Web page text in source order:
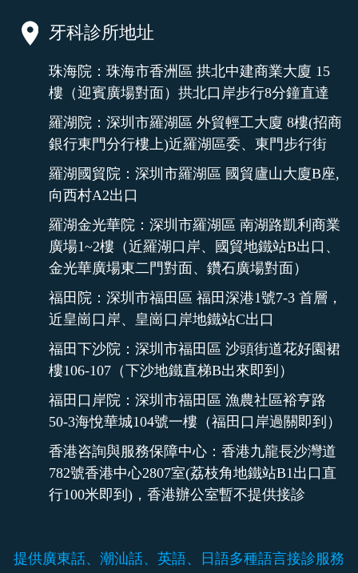
牙科診所地址
珠海院：珠海市香洲區 拱北中建商業大廈 15
樓（迎賓廣場對面）拱北口岸步行8分鐘直達
羅湖院：深圳市羅湖區 外貿輕工大廈 8樓(招商
銀行東門分行樓上)近羅湖區委、東門步行街
羅湖國貿院：深圳市羅湖區 國貿廬山大廈B座,
向西村A2出口
羅湖金光華院：深圳市羅湖區 南湖路凱利商業
廣場1~2樓（近羅湖口岸、國貿地鐵站B出口、
金光華廣場東二門對面、鑽石廣場對面）
福田院：深圳市福田區 福田深港1號7-3 首層，
近皇崗口岸、皇崗口岸地鐵站C出口
福田下沙院：深圳市福田區 沙頭街道花好園裙
樓106-107（下沙地鐵直梯B出來即到）
福田口岸院：深圳市福田區 漁農社區裕亨路
50-3海悅華城104號一樓（福田口岸過關即到）
香港咨詢與服務保障中心：香港九龍長沙灣道
782號香港中心2807室(荔枝角地鐵站B1出口直
行100米即到)，香港辦公室暫不提供接診
提供廣東話、潮汕話、英語、日語多種語言接診服務